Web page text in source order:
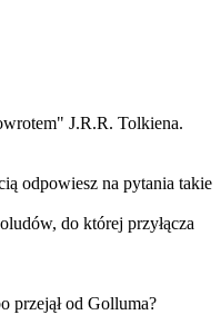
J.R.R. Tolkiena.
odpowiesz na pytania takie
do której przyłącza
przejął od Golluma?